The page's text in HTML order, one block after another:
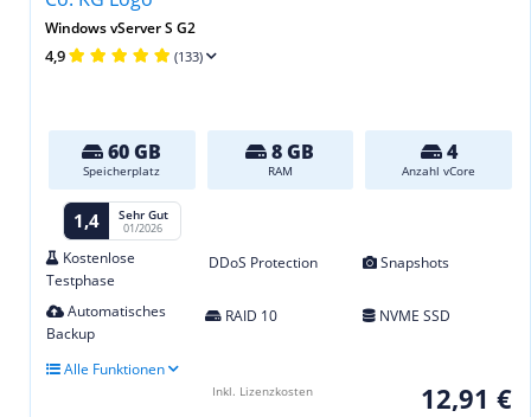
Windows vServer S G2
4,9 (133)
60 GB
Speicherplatz
8 GB
RAM
4
Anzahl vCore
1,4 Sehr Gut
01/2026
Kostenlose
Testphase
DDoS Protection Snapshots
Automatisches
Backup
RAID 10 NVME SSD
Alle Funktionen
12,91 €
Inkl. Lizenzkosten